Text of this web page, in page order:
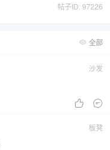
帖子ID: 97226
 全部
沙发
 
板凳